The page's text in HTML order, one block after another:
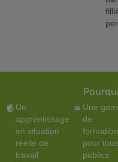
Un
apprentissage
en situation
réelle de
travail
Une
de
pour
publics